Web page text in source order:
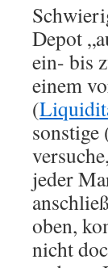
Depot
ein- bis
einem
(
jeder
oben,
nicht